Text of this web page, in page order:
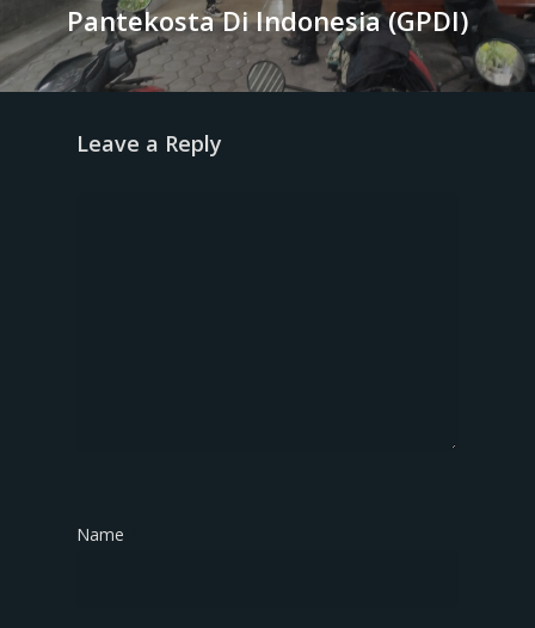
Pantekosta Di Indonesia (GPDI)
Leave a Reply
Name